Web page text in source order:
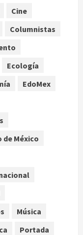
patronal de
en alberca
familiares
contra
bonos de TV
Sounders en
Cine
Columnistas
Ecología
EdoMex
de México
Música
Portada